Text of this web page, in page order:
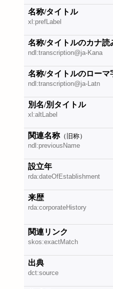
名称/タイトル
xl:prefLabel
名称/タイトルのカナ読
ndl:transcription@ja-Kana
名称/タイトルのローマ
ndl:transcription@ja-Latn
別名/別タイトル
xl:altLabel
関連名称（旧称）
ndl:previousName
設立年
rda:dateOfEstablishment
来歴
rda:corporateHistory
関連リンク
skos:exactMatch
出典
dct:source